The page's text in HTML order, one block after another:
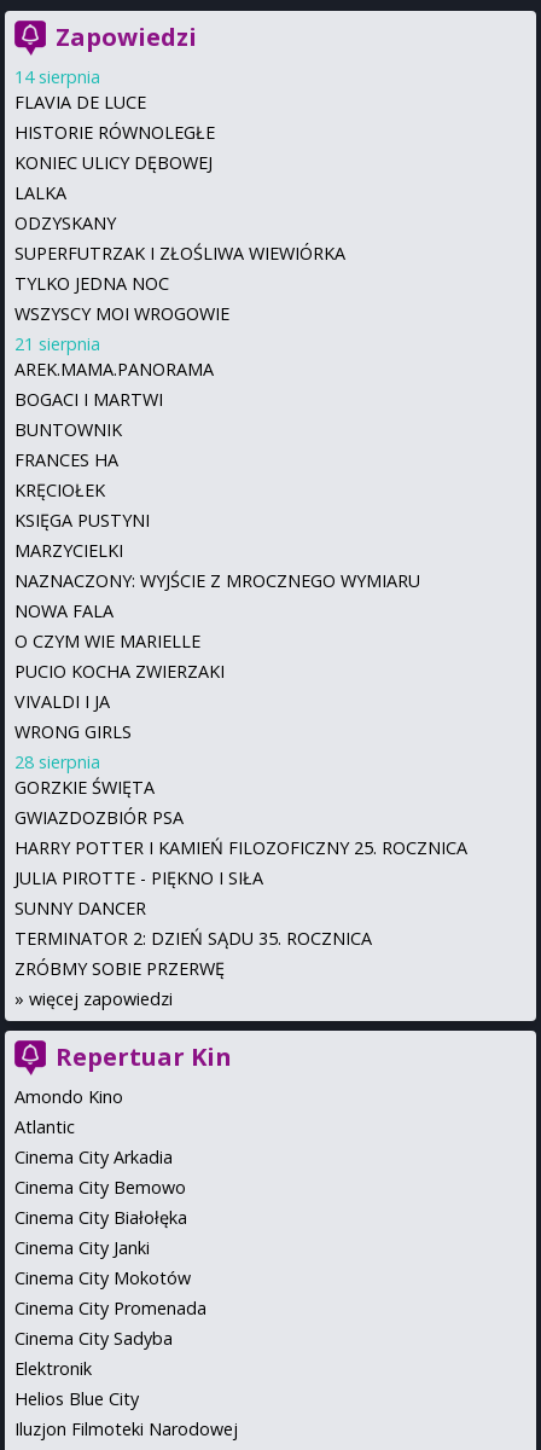
Zapowiedzi
14 sierpnia
FLAVIA DE LUCE
HISTORIE RÓWNOLEGŁE
KONIEC ULICY DĘBOWEJ
LALKA
ODZYSKANY
SUPERFUTRZAK I ZŁOŚLIWA WIEWIÓRKA
TYLKO JEDNA NOC
WSZYSCY MOI WROGOWIE
21 sierpnia
AREK.MAMA.PANORAMA
BOGACI I MARTWI
BUNTOWNIK
FRANCES HA
KRĘCIOŁEK
KSIĘGA PUSTYNI
MARZYCIELKI
NAZNACZONY: WYJŚCIE Z MROCZNEGO WYMIARU
NOWA FALA
O CZYM WIE MARIELLE
PUCIO KOCHA ZWIERZAKI
VIVALDI I JA
WRONG GIRLS
28 sierpnia
GORZKIE ŚWIĘTA
GWIAZDOZBIÓR PSA
HARRY POTTER I KAMIEŃ FILOZOFICZNY 25. ROCZNICA
JULIA PIROTTE - PIĘKNO I SIŁA
SUNNY DANCER
TERMINATOR 2: DZIEŃ SĄDU 35. ROCZNICA
ZRÓBMY SOBIE PRZERWĘ
» więcej zapowiedzi
Repertuar Kin
Amondo Kino
Atlantic
Cinema City Arkadia
Cinema City Bemowo
Cinema City Białołęka
Cinema City Janki
Cinema City Mokotów
Cinema City Promenada
Cinema City Sadyba
Elektronik
Helios Blue City
Iluzjon Filmoteki Narodowej